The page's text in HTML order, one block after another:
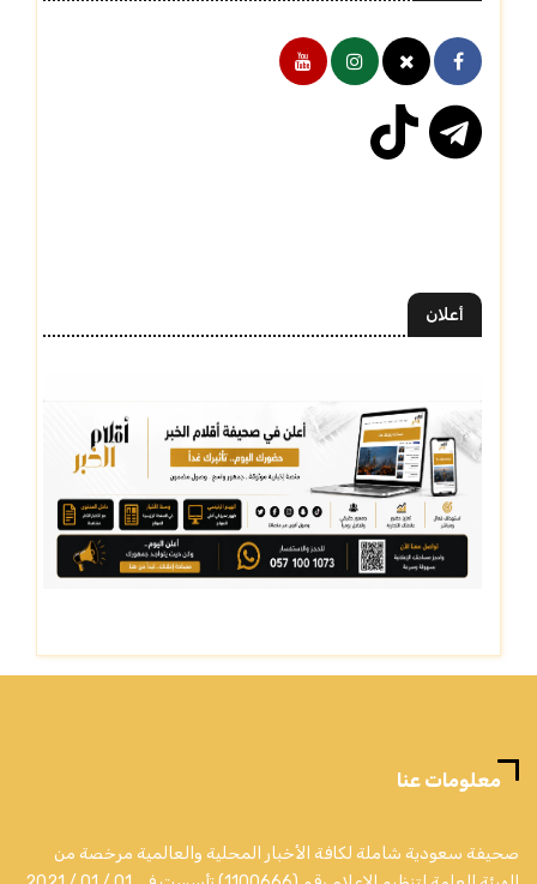
أعلان
معلومات عنا
صحيفة سعودية شاملة لكافة الأخبار المحلية والعالمية مرخصة من